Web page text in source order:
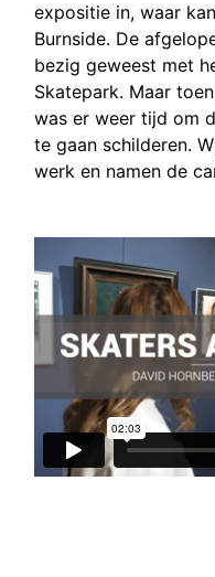
expositie in, waar
Burnside. De
bezig geweest met
Skatepark. Maar
was er weer tijd om
te gaan schilderen.
werk en namen de